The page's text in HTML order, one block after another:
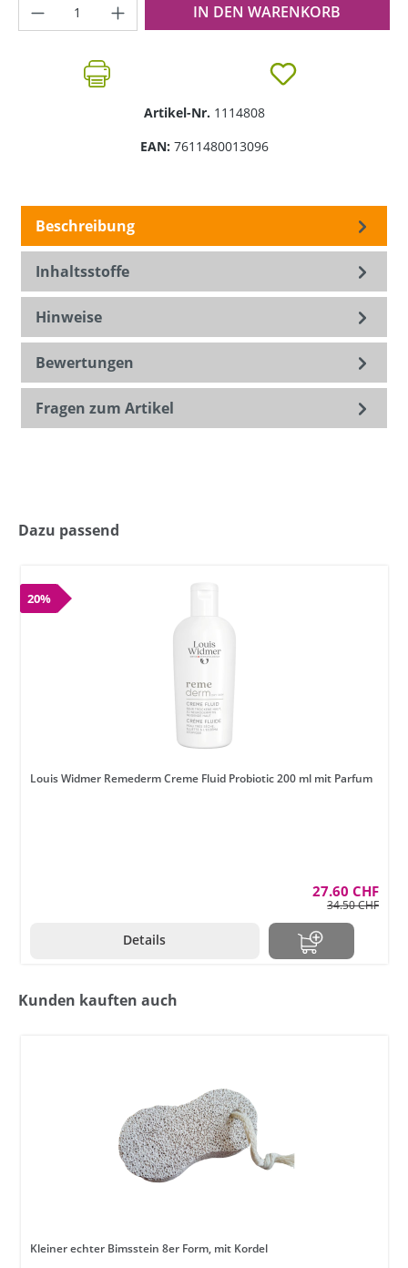
Produkt Anzahl: Gib den gewünschten
IN DEN WARENKORB
Artikel-Nr. 1114808
EAN: 7611480013096
Beschreibung
Inhaltsstoffe
Hinweise
Bewertungen
Fragen zum Artikel
Dazu passend
20%
Louis Widmer Remederm Creme Fluid Probiotic 200 ml mit Parfum
27.60 CHF
34.50 CHF
Details
Kunden kauften auch
Kleiner echter Bimsstein 8er Form, mit Kordel